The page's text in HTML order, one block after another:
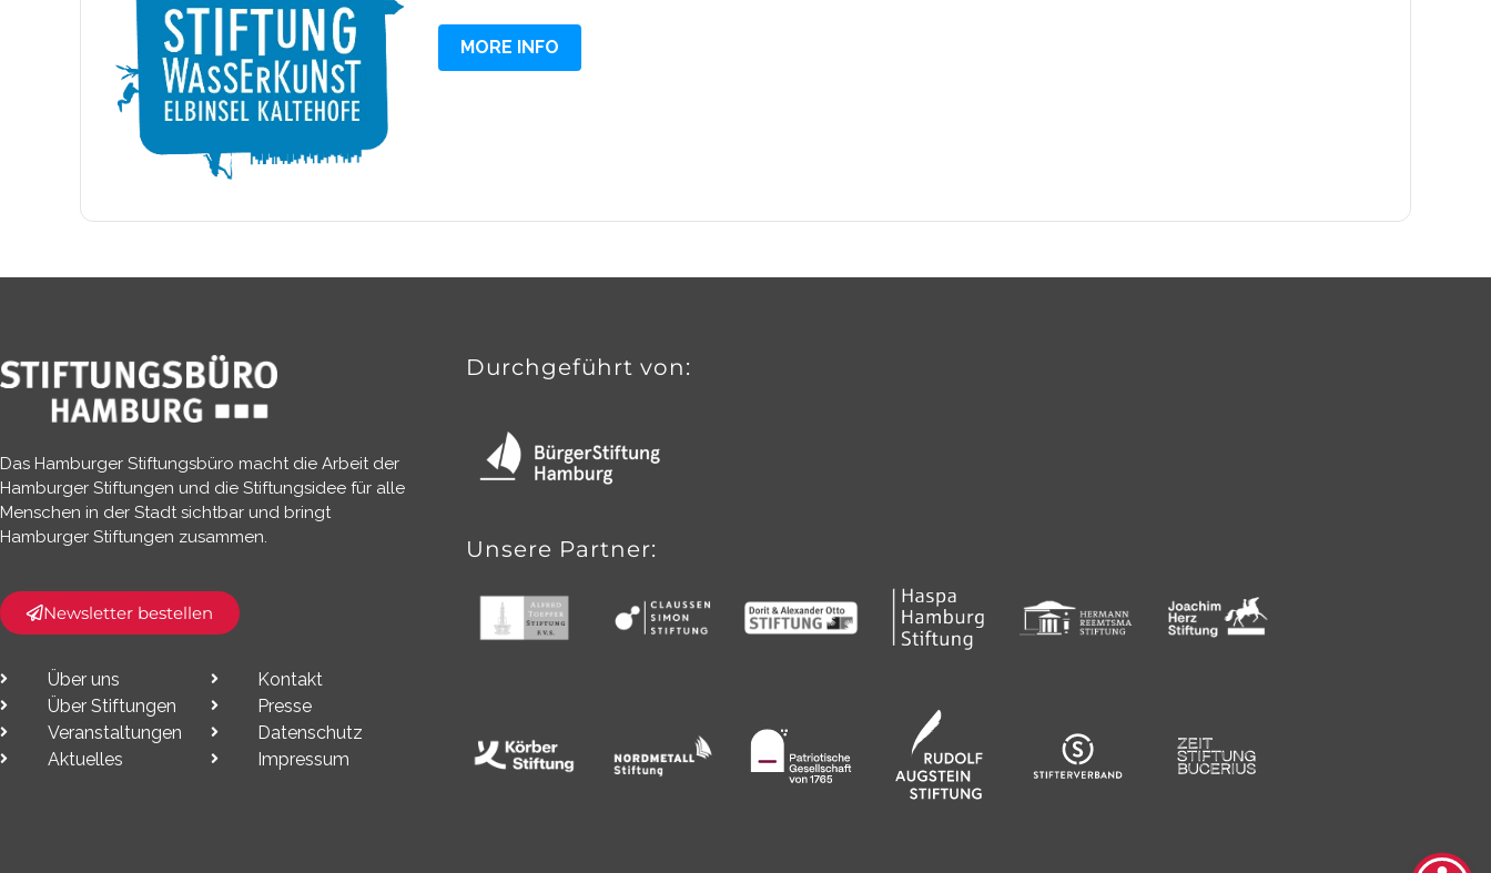
MORE INFO
Das Hamburger Stiftungsbüro macht die Arbeit der
Hamburger Stiftungen und die Stiftungsidee für alle
Menschen in der Stadt sichtbar und bringt
Hamburger Stiftungen zusammen.​
Newsletter bestellen
Über uns
Über Stiftungen
Veranstaltungen
Aktuelles
Kontakt
Presse
Datenschutz
Impressum
Durchgeführt von:
Unsere Partner: